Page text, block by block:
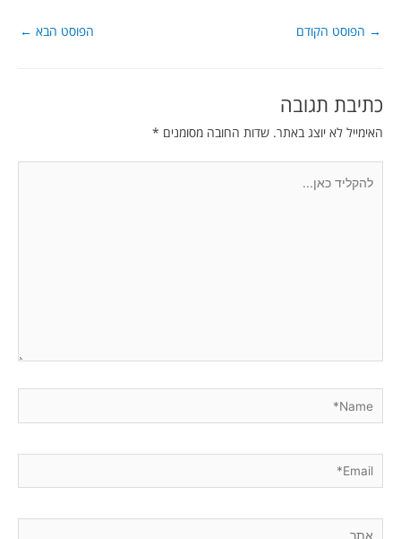
→ הפוסט הקודם הפוסט הבא ←
כתיבת תגובה
האימייל לא יוצג באתר. שדות החובה מסומנים *
Email*
אתר